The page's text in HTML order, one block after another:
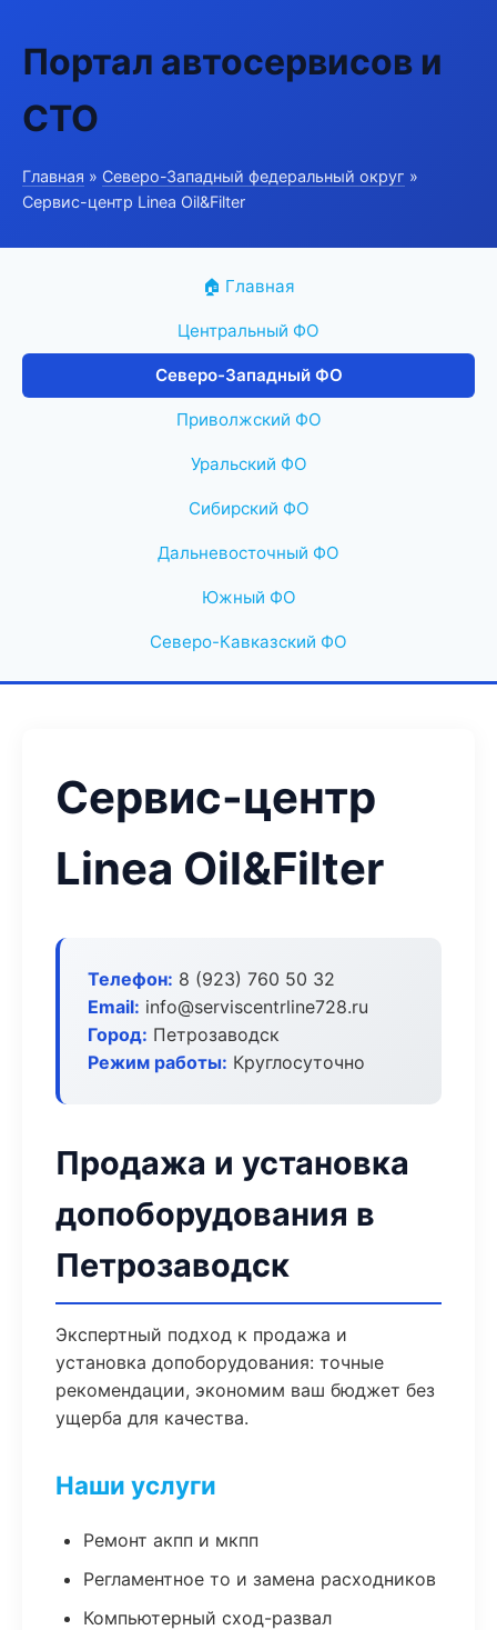
Портал автосервисов и
СТО
Главная » Северо-Западный федеральный округ »
Сервис-центр Linea Oil&Filter
🏠 Главная
Центральный ФО
Северо-Западный ФО
Приволжский ФО
Уральский ФО
Сибирский ФО
Дальневосточный ФО
Южный ФО
Северо-Кавказский ФО
Сервис-центр
Linea Oil&Filter
Телефон: 8 (923) 760 50 32
Email: info@serviscentrline728.ru
Город: Петрозаводск
Режим работы: Круглосуточно
Продажа и установка
допоборудования в
Петрозаводск
Экспертный подход к продажа и
установка допоборудования: точные
рекомендации, экономим ваш бюджет без
ущерба для качества.
Наши услуги
Ремонт акпп и мкпп
Регламентное то и замена расходников
Компьютерный сход-развал